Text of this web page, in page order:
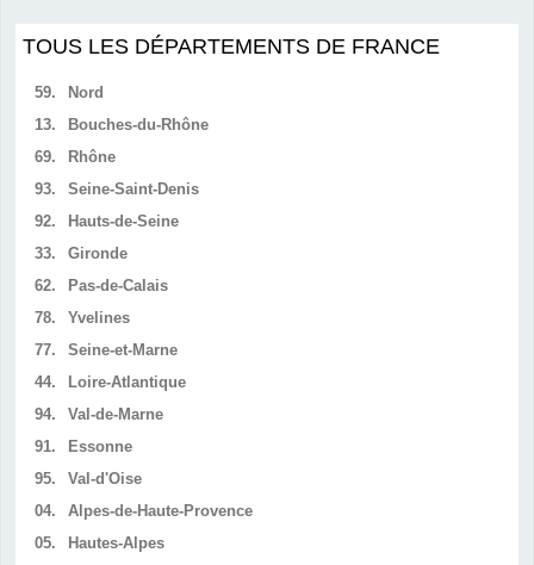
TOUS LES DÉPARTEMENTS DE FRANCE
59.
Nord
13.
Bouches-du-Rhône
69.
Rhône
93.
Seine-Saint-Denis
92.
Hauts-de-Seine
33.
Gironde
62.
Pas-de-Calais
78.
Yvelines
77.
Seine-et-Marne
44.
Loire-Atlantique
94.
Val-de-Marne
91.
Essonne
95.
Val-d'Oise
04.
Alpes-de-Haute-Provence
05.
Hautes-Alpes